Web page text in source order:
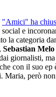
"Amici" ha
e
la categoria
Sebastian
giornalisti,
con il suo ep
Maria, però